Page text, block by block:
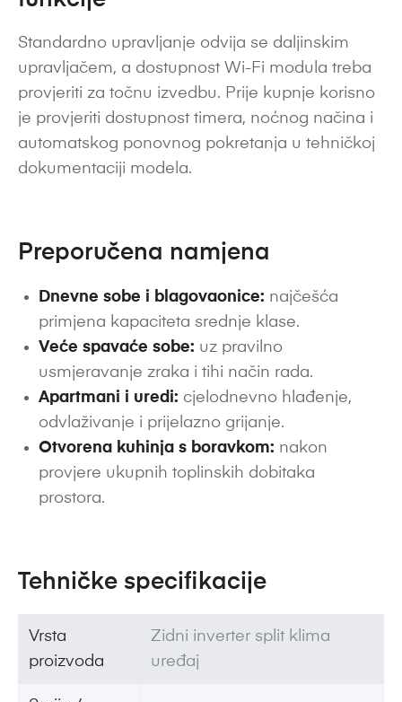
Standardno upravljanje odvija se daljinskim
upravljačem, a dostupnost Wi-Fi modula treba
provjeriti za točnu izvedbu. Prije kupnje korisno
je provjeriti dostupnost timera, noćnog načina i
automatskog ponovnog pokretanja u tehničkoj
dokumentaciji modela.
Preporučena namjena
Dnevne sobe i blagovaonice: najčešća
primjena kapaciteta srednje klase.
Veće spavaće sobe: uz pravilno
usmjeravanje zraka i tihi način rada.
Apartmani i uredi: cjelodnevno hlađenje,
odvlaživanje i prijelazno grijanje.
Otvorena kuhinja s boravkom: nakon
provjere ukupnih toplinskih dobitaka
prostora.
Tehničke specifikacije
Vrsta
proizvoda
Zidni inverter split klima
uređaj